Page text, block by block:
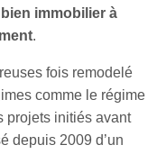
immobilier à
.
fois remodelé
comme le régime
projets initiés avant
depuis 2009 d’un